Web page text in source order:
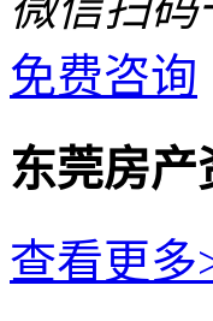
免费咨询
东莞房产
查看更多